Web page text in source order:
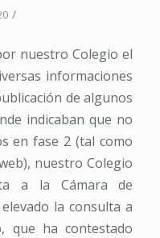
/
nuestro Colegio el
informaciones
de algunos
indicaban que no
en fase 2 (tal como
nuestro Colegio
a la Cámara de
la consulta a
que ha contestado